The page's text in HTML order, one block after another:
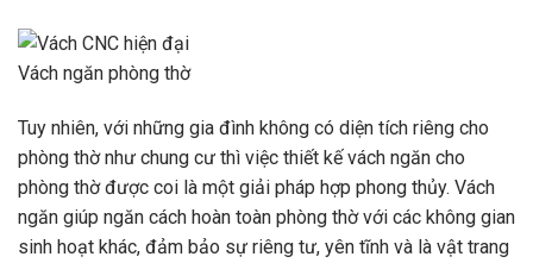
Vách ngăn phòng thờ
Tuy nhiên, với những gia đình không có diện tích riêng cho
phòng thờ như chung cư thì việc thiết kế vách ngăn cho
phòng thờ được coi là một giải pháp hợp phong thủy. Vách
ngăn giúp ngăn cách hoàn toàn phòng thờ với các không gian
sinh hoạt khác, đảm bảo sự riêng tư, yên tĩnh và là vật trang